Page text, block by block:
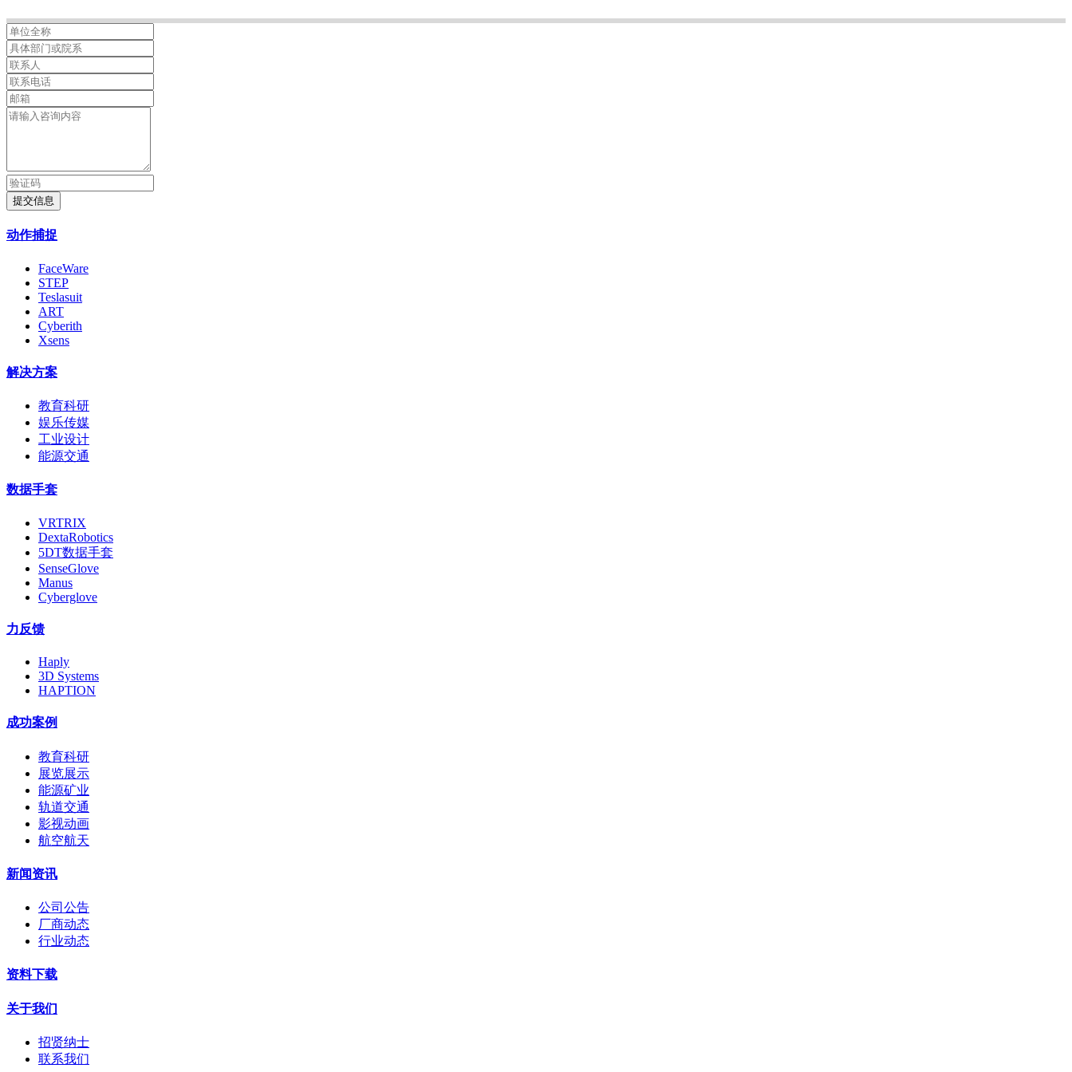
提交信息
动作捕捉
FaceWare
STEP
Teslasuit
ART
Cyberith
Xsens
解决方案
教育科研
娱乐传媒
工业设计
能源交通
数据手套
VRTRIX
DextaRobotics
5DT数据手套
SenseGlove
Manus
Cyberglove
力反馈
Haply
3D Systems
HAPTION
成功案例
教育科研
展览展示
能源矿业
轨道交通
影视动画
航空航天
新闻资讯
公司公告
厂商动态
行业动态
资料下载
关于我们
招贤纳士
联系我们